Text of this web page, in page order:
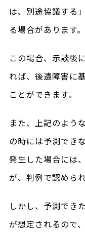
は、別途協議する
る場合があります。
この場合、示談後
れば、後遺障害に
ことができます。
また、上記のよう
の時には予測でき
発生した場合には
が、判例で認められ
しかし、予測でき
が想定されるので